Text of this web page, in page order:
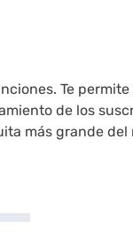
Te
de los
más grande del